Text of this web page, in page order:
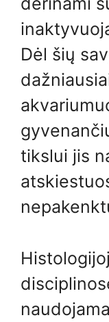
Dėl šių
tikslui jis